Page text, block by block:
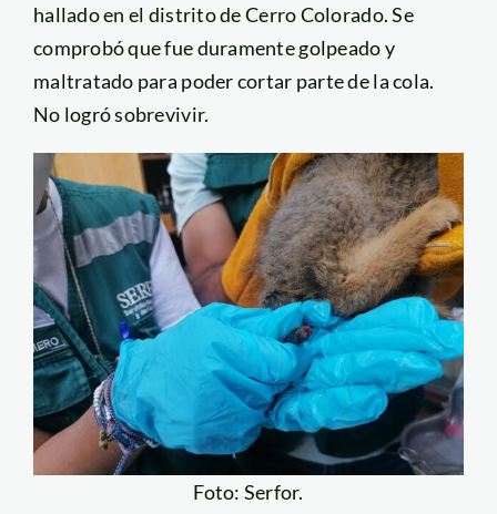
hallado en el distrito de Cerro Colorado. Se
comprobó que fue duramente golpeado y
maltratado para poder cortar parte de la cola.
No logró sobrevivir.
Foto: Serfor.